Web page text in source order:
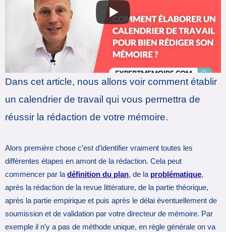
Dans cet article, nous allons voir comment établir
un calendrier de travail qui vous permettra de
réussir la rédaction de votre mémoire.
Alors première chose c’est d’identifier vraiment toutes les
différentes étapes en amont de la rédaction. Cela peut
commencer par ladéfinition du plan, de la problématique,
après la rédaction de la revue littérature, de la partie théorique,
après la partie empirique et puis après le délai éventuellement de
soumission et de validation par votre directeur de mémoire. Par
exemple il n’y a pas de méthode unique, en règle générale on va